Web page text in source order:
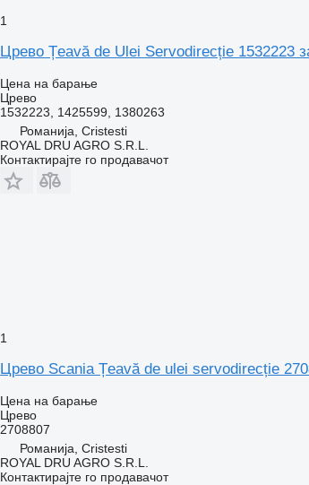
1
Црево Țeavă de Ulei Servodirecție 1532223
Цена на барање
Црево
1532223, 1425599, 1380263
Романија, Cristesti
ROYAL DRU AGRO S.R.L.
Контактирајте го продавачот
1
Црево Scania Țeavă de ulei servodirecție
Цена на барање
Црево
2708807
Романија, Cristesti
ROYAL DRU AGRO S.R.L.
Контактирајте го продавачот